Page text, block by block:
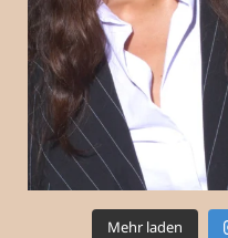
Mehr laden